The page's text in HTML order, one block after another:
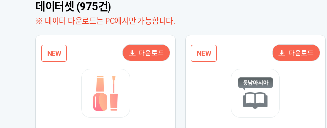
데이터셋 (975건)
※ 데이터 다운로드는 PC에서만 가능합니다.
NEW 다운로드 NEW 다운로드